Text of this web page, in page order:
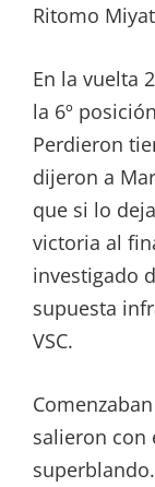
Ritomo
En la vuelta
la 6º
Perdieron
dijeron a
que si lo
victoria al
investigado
supuesta
VSC.
salieron con